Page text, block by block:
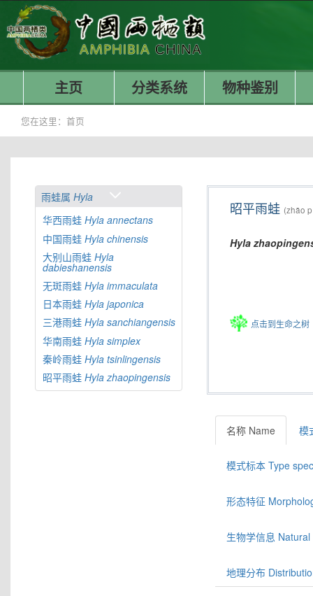
主页 分类系统 物种鉴别
您在这里： 首页
雨蛙属 Hyla
华西雨蛙 Hyla annectans
中国雨蛙 Hyla chinensis
大别山雨蛙 Hyla
dabieshanensis
无斑雨蛙 Hyla immaculata
日本雨蛙 Hyla japonica
三港雨蛙 Hyla sanchiangensis
华南雨蛙 Hyla simplex
秦岭雨蛙 Hyla tsinlingensis
昭平雨蛙 Hyla zhaopingensis
昭平雨蛙 (zhāo
Hyla
点击到生命之树
名称 Name 模
模式标本 Type
形态特征
生物学信息
地理分布